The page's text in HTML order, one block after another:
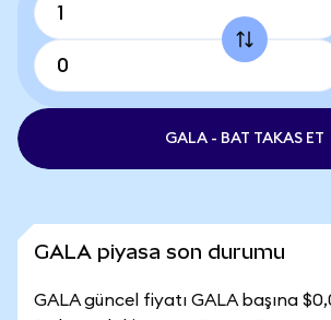
GALA - BAT TAKAS ET
GALA piyasa son durumu
GALA güncel fiyatı GALA başına